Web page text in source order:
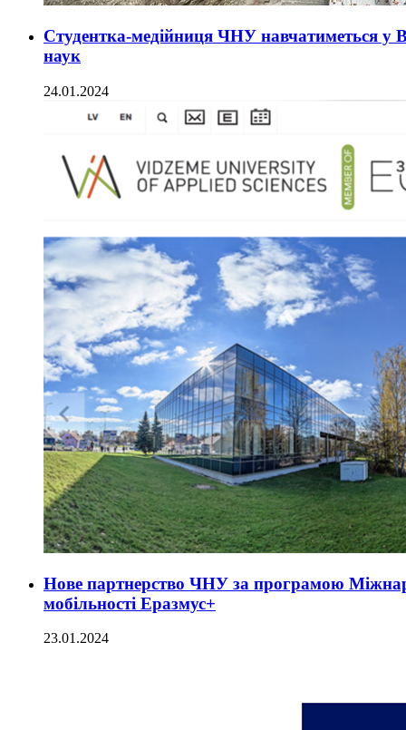
Студентка-медійниця ЧНУ навчатиметься у
наук
24.01.2024
Нове партнерство ЧНУ за програмою
мобільності Еразмус+
23.01.2024